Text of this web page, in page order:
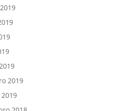
2019